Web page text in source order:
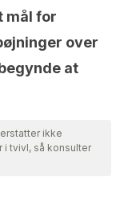
mål for
over
at
ikke
i tvivl, så konsulter